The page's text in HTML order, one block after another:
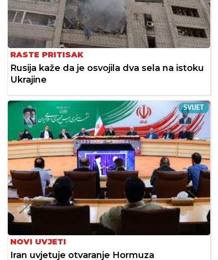
RASTE PRITISAK
Rusija kaže da je osvojila dva sela na istoku
Ukrajine
SVIJET
NOVI UVJETI
Iran uvjetuje otvaranje Hormuza